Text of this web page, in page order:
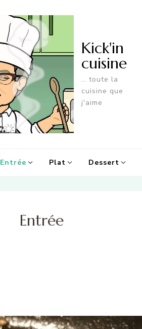
Kick'in
cuisine
… toute la
cuisine que
j'aime
Entrée Plat Dessert
Entrée